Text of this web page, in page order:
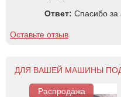
Ответ: Спасибо за
Оставьте отзыв
ДЛЯ ВАШЕЙ МАШИНЫ
Распродажа